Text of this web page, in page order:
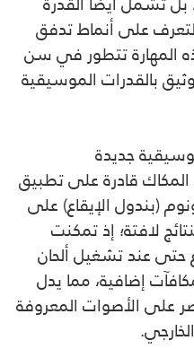
على أنماط تدفق
المهارة تتطور في سن
بالقدرات الموسيقية
جديدة
المكاك قادرة على تطبيق
(بندول الإيقاع) على
لافتة؛ إذ تمكنت
حتى عند تشغيل ألحان
إضافية، مما يدل
على الأصوات المعروفة